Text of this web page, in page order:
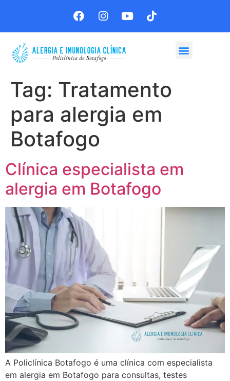
Tag: Tratamento
para alergia em
Botafogo
Clínica especialista em
alergia em Botafogo
A Policlínica Botafogo é uma clínica com especialista
em alergia em Botafogo para consultas, testes